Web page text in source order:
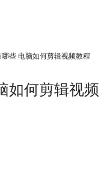
些 电脑如何剪辑视频教程
如何剪辑视频